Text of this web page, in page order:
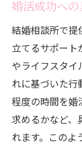
婚活成功へ
結婚相談所で提
立てるサポート
やライフスタイ
れに基づいた行
程度の時間を婚
求めるかなど、
れます。このよ